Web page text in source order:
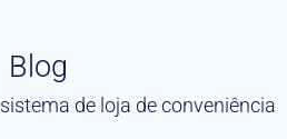
Blog
sistema de loja de conveniência